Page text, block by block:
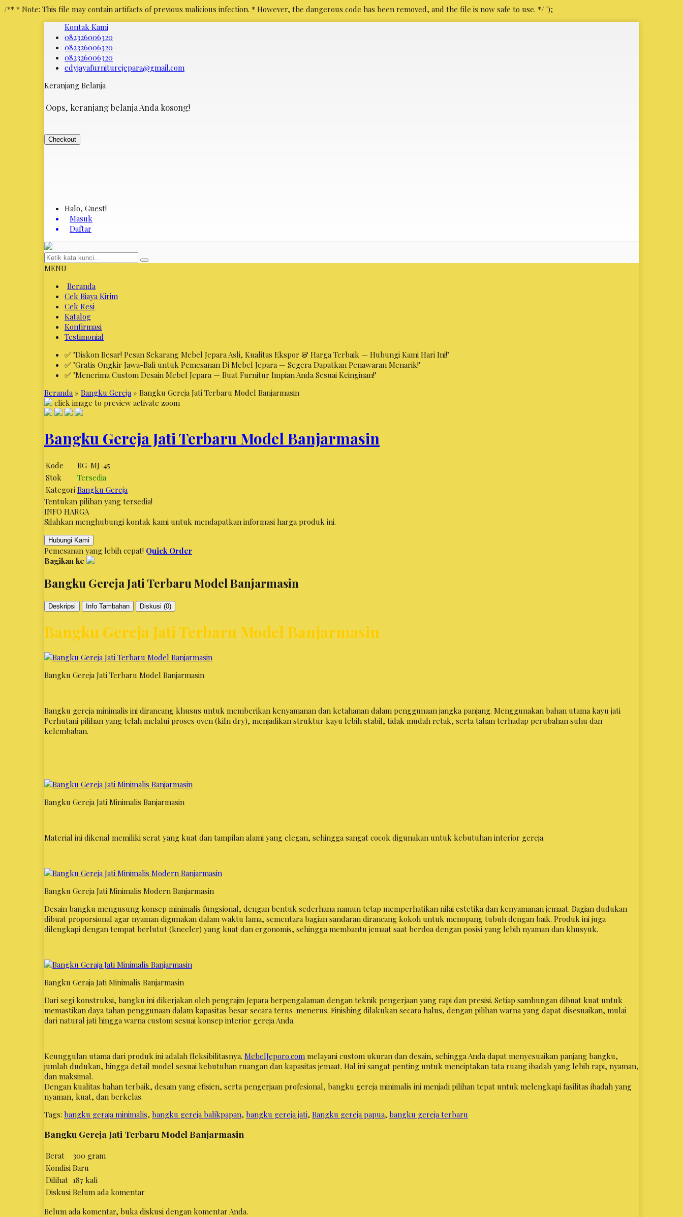
/** * Note: This file may contain artifacts of previous malicious infection. * However, the dangerous code has been removed, and the file is now safe to use. */ ');
Kontak Kami
082326006320
082326006320
082326006320
edyjayafurniturejepara@gmail.com
Keranjang Belanja
Oops, keranjang belanja Anda kosong!
Checkout
Halo, Guest!
Masuk
Daftar
MENU
Beranda
Cek Biaya Kirim
Cek Resi
Katalog
Konfirmasi
Testimonial
✅ "Diskon Besar! Pesan Sekarang Mebel Jepara Asli, Kualitas Ekspor & Harga Terbaik — Hubungi Kami Hari Ini!"
✅ "Gratis Ongkir Jawa-Bali untuk Pemesanan Di Mebel Jepara — Segera Dapatkan Penawaran Menarik!"
✅ "Menerima Custom Desain Mebel Jepara — Buat Furnitur Impian Anda Sesuai Keinginan!"
Beranda» Bangku Gereja» Bangku Gereja Jati Terbaru Model Banjarmasin
click image to preview activate zoom
Bangku Gereja Jati Terbaru Model Banjarmasin
Kode
BG-MJ-45
Stok
Tersedia
Kategori Bangku Gereja
Tentukan pilihan yang tersedia!
INFO HARGA
Silahkan menghubungi kontak kami untuk mendapatkan informasi harga produk ini.
Hubungi Kami
Pemesanan yang lebih cepat! Quick Order
Bagikan ke
Bangku Gereja Jati Terbaru Model Banjarmasin
Deskripsi Info Tambahan Diskusi (0)
Bangku Gereja Jati Terbaru Model Banjarmasin
Bangku Gereja Jati Terbaru Model Banjarmasin
Bangku gereja minimalis ini dirancang khusus untuk memberikan kenyamanan dan ketahanan dalam penggunaan jangka panjang. Menggunakan bahan utama kayu jati
Perhutani pilihan yang telah melalui proses oven (kiln dry), menjadikan struktur kayu lebih stabil, tidak mudah retak, serta tahan terhadap perubahan suhu dan
kelembaban.
Bangku Gereja Jati Minimalis Banjarmasin
Material ini dikenal memiliki serat yang kuat dan tampilan alami yang elegan, sehingga sangat cocok digunakan untuk kebutuhan interior gereja.
Bangku Gereja Jati Minimalis Modern Banjarmasin
Desain bangku mengusung konsep minimalis fungsional, dengan bentuk sederhana namun tetap memperhatikan nilai estetika dan kenyamanan jemaat. Bagian dudukan
dibuat proporsional agar nyaman digunakan dalam waktu lama, sementara bagian sandaran dirancang kokoh untuk menopang tubuh dengan baik. Produk ini juga
dilengkapi dengan tempat berlutut (kneeler) yang kuat dan ergonomis, sehingga membantu jemaat saat berdoa dengan posisi yang lebih nyaman dan khusyuk.
Bangku Geraja Jati Minimalis Banjarmasin
Dari segi konstruksi, bangku ini dikerjakan oleh pengrajin Jepara berpengalaman dengan teknik pengerjaan yang rapi dan presisi. Setiap sambungan dibuat kuat untuk
memastikan daya tahan penggunaan dalam kapasitas besar secara terus-menerus. Finishing dilakukan secara halus, dengan pilihan warna yang dapat disesuaikan, mulai
dari natural jati hingga warna custom sesuai konsep interior gereja Anda.
Keunggulan utama dari produk ini adalah fleksibilitasnya. MebelJeporo.com melayani custom ukuran dan desain, sehingga Anda dapat menyesuaikan panjang bangku,
jumlah dudukan, hingga detail model sesuai kebutuhan ruangan dan kapasitas jemaat. Hal ini sangat penting untuk menciptakan tata ruang ibadah yang lebih rapi, nyaman,
dan maksimal.
Dengan kualitas bahan terbaik, desain yang efisien, serta pengerjaan profesional, bangku gereja minimalis ini menjadi pilihan tepat untuk melengkapi fasilitas ibadah yang
nyaman, kuat, dan berkelas.
Tags: bangku geraja minimalis, bangku gereja balikpapan, bangku gereja jati, Bangku gereja papua, bangku gereja terbaru
Bangku Gereja Jati Terbaru Model Banjarmasin
Berat
300 gram
Kondisi Baru
Dilihat 187 kali
Diskusi Belum ada komentar
Belum ada komentar, buka diskusi dengan komentar Anda.